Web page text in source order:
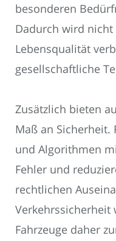
besonderen
Dadurch wird
Lebensqualität
gesellschaftliche
Zusätzlich bieten
Maß an
und Algorithmen
Fehler und
rechtlichen
Verkehrssicherheit
Fahrzeuge daher